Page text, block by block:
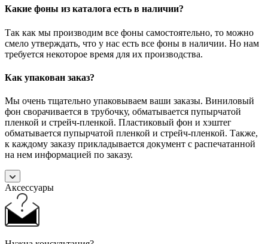
Какие фоны из каталога есть в наличии?
Так как мы производим все фоны самостоятельно, то можно
смело утверждать, что у нас есть все фоны в наличии. Но нам
требуется некоторое время для их производства.
Как упакован заказ?
Мы очень тщательно упаковываем ваши заказы. Виниловый
фон сворачивается в трубочку, обматывается пупырчатой
пленкой и стрейч-пленкой. Пластиковый фон и хэштег
обматывается пупырчатой пленкой и стрейч-пленкой. Также,
к каждому заказу прикладывается документ с распечатанной
на нем информацией по заказу.
Аксессуары